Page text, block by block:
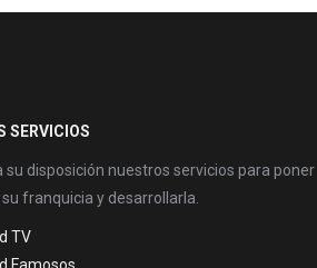
SERVICIOS
su disposición nuestros servicios para poner
franquicia y desarrollarla.
TV